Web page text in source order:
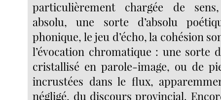
particulièrement chargée de
absolu, une sorte d’absolu
phonique, le jeu d’écho, la cohésion
l’évocation chromatique : une sorte
cristallisé en parole-image, ou de
incrustées dans le flux,
négligé, du discours provincial.